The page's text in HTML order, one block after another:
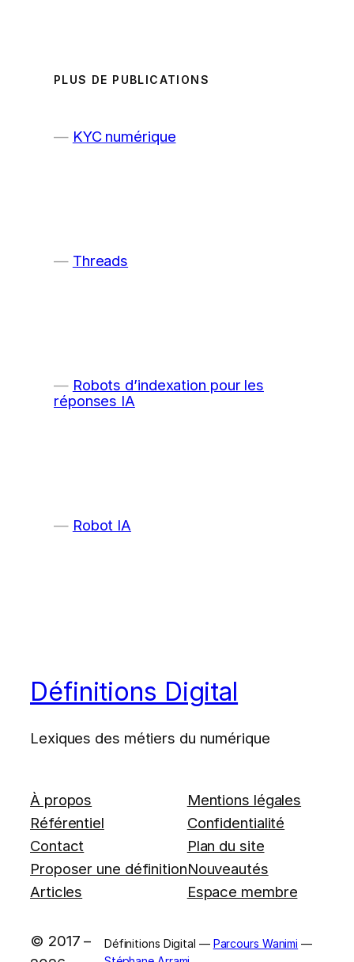
PLUS DE PUBLICATIONS
KYC numérique
Threads
Robots d’indexation pour les
réponses IA
Robot IA
Définitions Digital
Lexiques des métiers du numérique
À propos
Référentiel
Contact
Proposer une définition
Articles
Mentions légales
Confidentialité
Plan du site
Nouveautés
Espace membre
© 2017 –
Définitions Digital — Parcours Wanimi —